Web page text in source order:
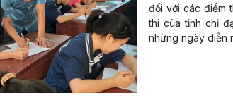
đối với các điểm
thi của tỉnh chỉ
những ngày diễn